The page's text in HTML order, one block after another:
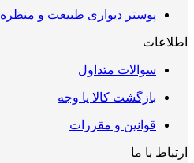
پوستر دیواری طبیعت و منظره
اطلاعات
سوالات متداول
بازگشت کالا یا وجه
قوانین و مقررات
ارتباط با ما